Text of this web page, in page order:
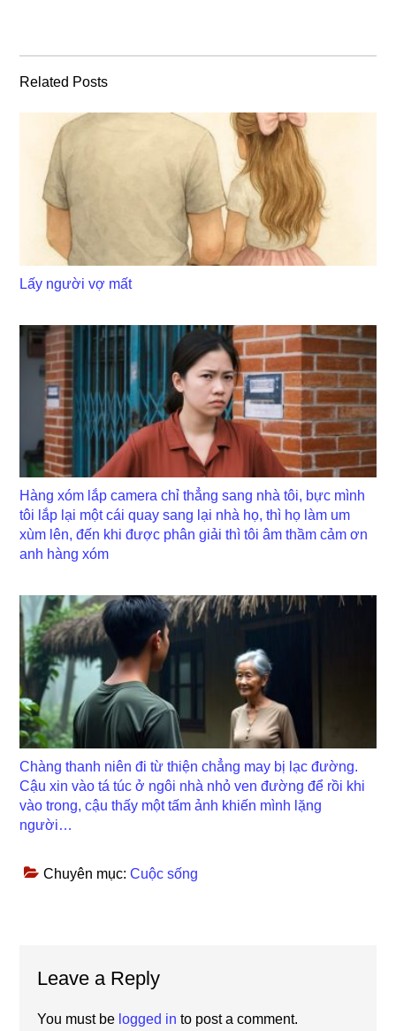
Related Posts
Lấy người vợ mất
Hàng xóm lắp camera chỉ thẳng sang nhà tôi, bực mình
tôi lắp lại một cái quay sang lại nhà họ, thì họ làm um
xùm lên, đến khi được phân giải thì tôi âm thầm cảm ơn
anh hàng xóm
Chàng thanh niên đi từ thiện chẳng may bị lạc đường.
Cậu xin vào tá túc ở ngôi nhà nhỏ ven đường để rồi khi
vào trong, cậu thấy một tấm ảnh khiến mình lặng
người…
Chuyên mục:Cuộc sống
Interactions
Leave a Reply
You must be logged in to post a comment.